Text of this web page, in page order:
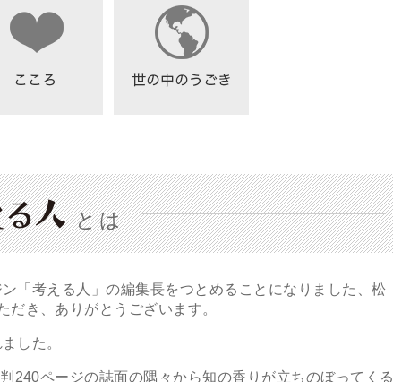
とは
「考える人」の編集長をつとめることになりました、松
き、ありがとうございます。
した。
ページの誌面の隅々から知の香りが立ちのぼってくる